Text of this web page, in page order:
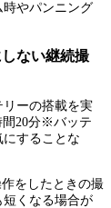
時やパンニング
ない継続撮
ーの搭載を実
間20分※バッテ
することな
をしたときの撮
くなる場合が